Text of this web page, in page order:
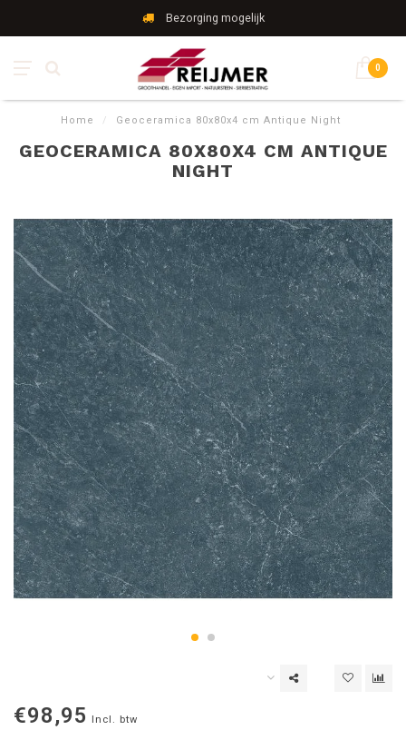
Bezorging mogelijk
0
Home / Geoceramica 80x80x4 cm Antique Night
GEOCERAMICA 80X80X4 CM ANTIQUE
NIGHT
€98,95 Incl. btw